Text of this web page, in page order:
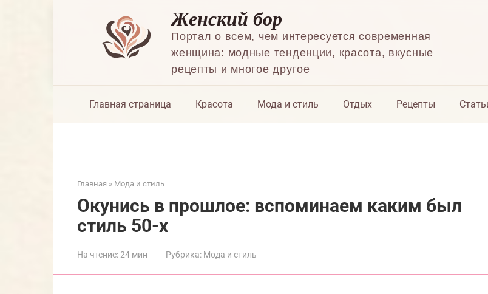
Женский бор
Портал о всем, чем интересуется современная
женщина: модные тенденции, красота, вкусные
рецепты и многое другое
Главная страница Красота Мода и стиль Отдых Рецепты
Главная » Мода и стиль
Окунись в прошлое: вспоминаем каким был
стиль 50-х
На чтение:24 мин Рубрика: Мода и стиль